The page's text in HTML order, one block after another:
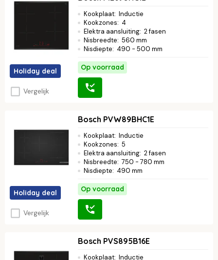
Holiday deal
Vergelijk
Kookplaat: Inductie
Kookzones: 4
Elektra aansluiting: 2 fasen
Nisbreedte: 560 mm
Nisdiepte: 490 - 500 mm
Op voorraad
Holiday deal
Vergelijk
Bosch PVW89BHC1E
Kookplaat: Inductie
Kookzones: 5
Elektra aansluiting: 2 fasen
Nisbreedte: 750 - 780 mm
Nisdiepte: 490 mm
Op voorraad
Bosch PVS895B16E
Kookplaat: Inductie